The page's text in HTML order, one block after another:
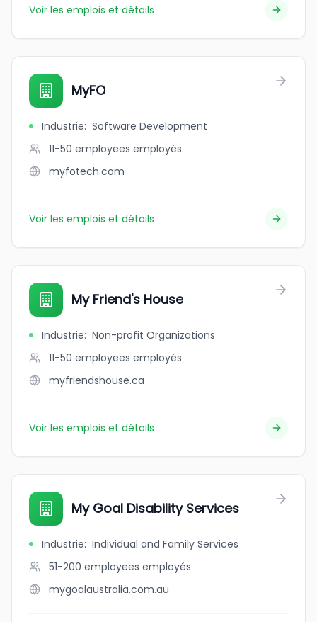
Voir les emplois et détails
MyFO
Industrie: Software Development
11-50 employees employés
myfotech.com
Voir les emplois et détails
My Friend's House
Industrie: Non-profit Organizations
11-50 employees employés
myfriendshouse.ca
Voir les emplois et détails
My Goal Disability Services
Industrie: Individual and Family Services
51-200 employees employés
mygoalaustralia.com.au